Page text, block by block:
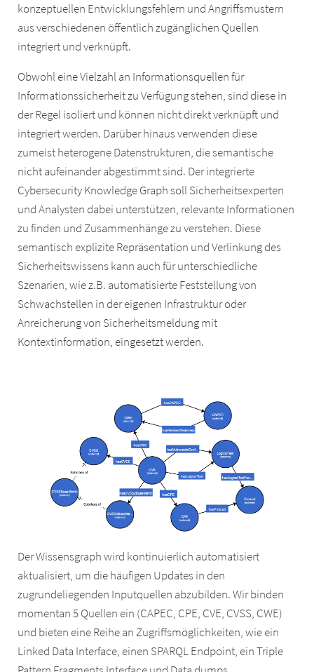
konzeptuellen Entwicklungsfehlern und Angriffsmustern
aus verschiedenen öffentlich zugänglichen Quellen
integriert und verknüpft.
Obwohl eine Vielzahl an Informationsquellen für
Informationssicherheit zu Verfügung stehen, sind diese in
der Regel isoliert und können nicht direkt verknüpft und
integriert werden. Darüber hinaus verwenden diese
zumeist heterogene Datenstrukturen, die semantische
nicht aufeinander abgestimmt sind. Der integrierte
Cybersecurity Knowledge Graph soll Sicherheitsexperten
und Analysten dabei unterstützen, relevante Informationen
zu finden und Zusammenhänge zu verstehen. Diese
semantisch explizite Repräsentation und Verlinkung des
Sicherheitswissens kann auch für unterschiedliche
Szenarien, wie z.B. automatisierte Feststellung von
Schwachstellen in der eigenen Infrastruktur oder
Anreicherung von Sicherheitsmeldung mit
Kontextinformation, eingesetzt werden.
Der Wissensgraph wird kontinuierlich automatisiert
aktualisiert, um die häufigen Updates in den
zugrundeliegenden Inputquellen abzubilden. Wir binden
momentan 5 Quellen ein (CAPEC, CPE, CVE, CVSS, CWE)
und bieten eine Reihe an Zugriffsmöglichkeiten, wie ein
Linked Data Interface, einen SPARQL Endpoint, ein Triple